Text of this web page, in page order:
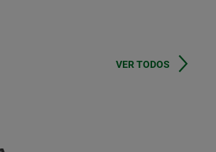
VER TODOS